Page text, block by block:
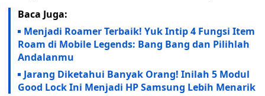
Baca Juga:
Menjadi Roamer Terbaik! Yuk Intip 4 Fungsi Item
Roam di Mobile Legends: Bang Bang dan Pilihlah
Andalanmu
Jarang Diketahui Banyak Orang! Inilah 5 Modul
Good Lock Ini Menjadi HP Samsung Lebih Menarik